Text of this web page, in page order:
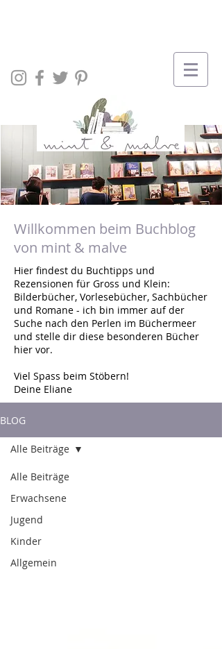
Willkommen beim Buchblog
von mint & malve
Hier findest du Buchtipps und
Rezensionen für Gross und Klein:
Bilderbücher, Vorlesebücher, Sachbücher
und Romane - ich bin immer auf der
Suche nach den Perlen im Büchermeer
und stelle dir diese besonderen Bücher
hier vor.
Viel Spass beim Stöbern!
Deine Eliane
BLOG
Alle Beiträge
Erwachsene
Jugend
Kinder
Allgemein
Alle Beiträge